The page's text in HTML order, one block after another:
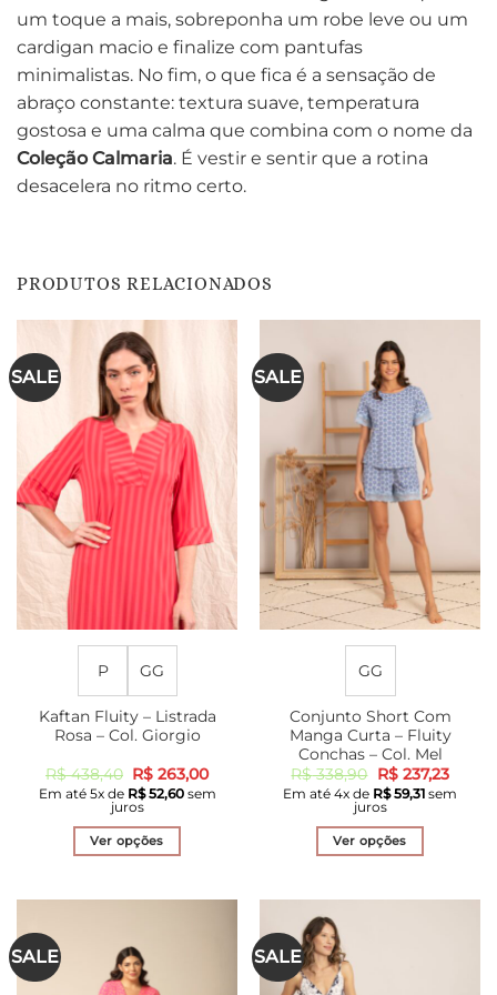
um toque a mais, sobreponha um robe leve ou um
cardigan macio e finalize com pantufas
minimalistas. No fim, o que fica é a sensação de
abraço constante: textura suave, temperatura
gostosa e uma calma que combina com o nome da
Coleção Calmaria. É vestir e sentir que a rotina
desacelera no ritmo certo.
PRODUTOS RELACIONADOS
SALE
P GG
Kaftan Fluity – Listrada
Rosa – Col. Giorgio
R$438,40 O
preço
original
era:
R$ 438,40.
R$ 263,00O
preço
atual
Em até 5x de R$52,60sem
juros
Ver opções
variantes.
As
SALE
GG
Conjunto Short Com
Manga Curta – Fluity
Conchas – Col. Mel
R$338,90 O
preço
original
era:
R$ 338,90.
R$237,23O
preço
atual
Em até 4x de R$59,31 sem
juros
Ver opções
SALE SALE